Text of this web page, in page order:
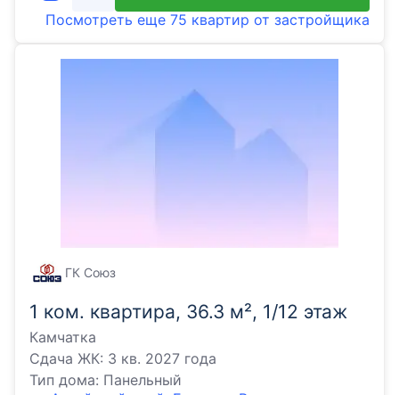
Посмотреть еще 75 квартир от застройщика
1 ком. квартира, 36.3 м², 1/12 этаж
Камчатка
Сдача ЖК: 3 кв. 2027 года
Тип дома: Панельный
ГК Союз